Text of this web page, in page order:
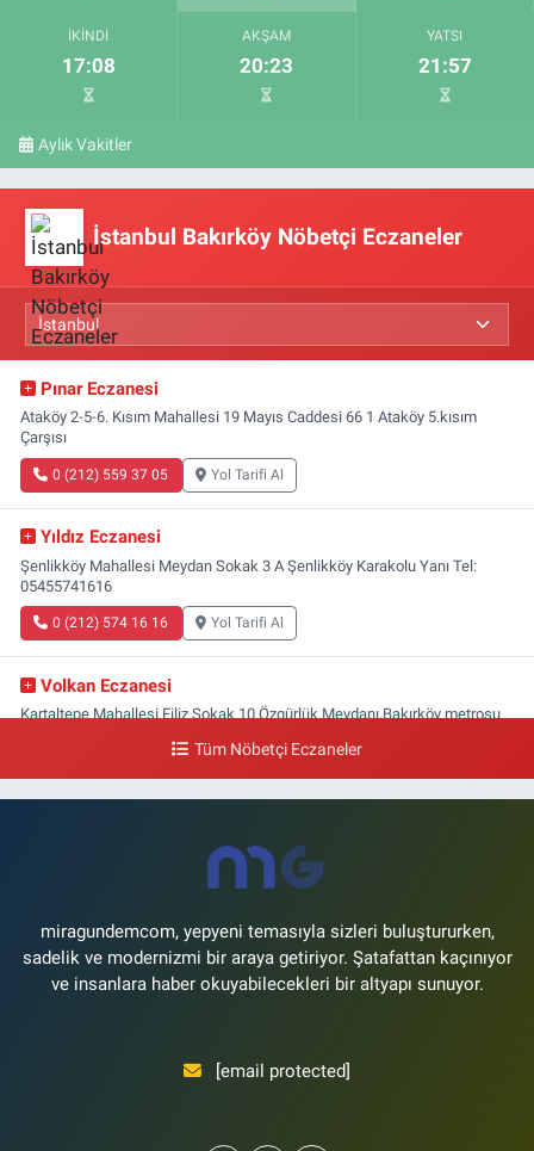
İKINDI
17:08
AKŞAM
20:23
YATSI
21:57
Aylık Vakitler
İstanbul Bakırköy Nöbetçi Eczaneler
Pınar Eczanesi
Ataköy 2-5-6. Kısım Mahallesi 19 Mayıs Caddesi 66 1 Ataköy 5.kısım
Çarşısı
0 (212) 559 37 05 Yol Tarifi Al
Yıldız Eczanesi
Şenlikköy Mahallesi Meydan Sokak 3 A Şenlikköy Karakolu Yanı Tel:
05455741616
0 (212) 574 16 16 Yol Tarifi Al
Volkan Eczanesi
Kartaltepe Mahallesi Filiz Sokak 10 Özgürlük Meydanı,Bakırköy metrosu
Yeşilköy Mahallesi Doğruyol Sokak 7 A Dürümcü Baba'nın Bir Alt
0 (212) 663 11 97
Tüm Nöbetçi Eczaneler
miragundemcom, yepyeni temasıyla sizleri buluştururken,
sadelik ve modernizmi bir araya getiriyor. Şatafattan kaçınıyor
ve insanlara haber okuyabilecekleri bir altyapı sunuyor.
[email protected]